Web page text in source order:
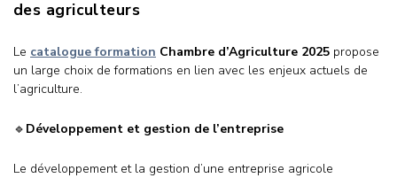
des agriculteurs
Le catalogue formation Chambre d’Agriculture 2025 propose
un large choix de formations en lien avec les enjeux actuels de
l’agriculture.
🔹 Développement et gestion de l’entreprise
Le développement et la gestion d’une entreprise agricole